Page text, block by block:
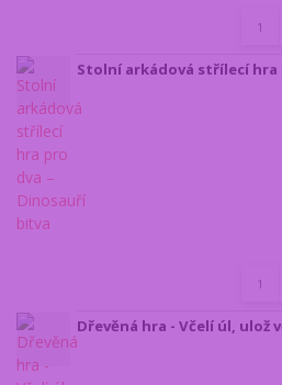
Stolní arkádová střílecí
Dřevěná hra - Včelí úl, ulož